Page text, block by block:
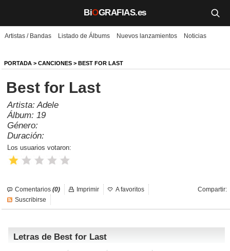
BiOGRAFIAS.es
Biografías
Películas
TV
Música
Un día como hoy
Noticias
Iniciar sesión Crear cuenta
Artistas / Bandas Listado de Álbums Nuevos lanzamientos Noticias
PORTADA > CANCIONES > BEST FOR LAST
Best for Last
Artista:Adele
Álbum: 19
Género:
Duración:
Los usuarios votaron:
Comentarios (0) Compartir:
Imprimir
A favoritos
Suscribirse
Letras de Best for Last